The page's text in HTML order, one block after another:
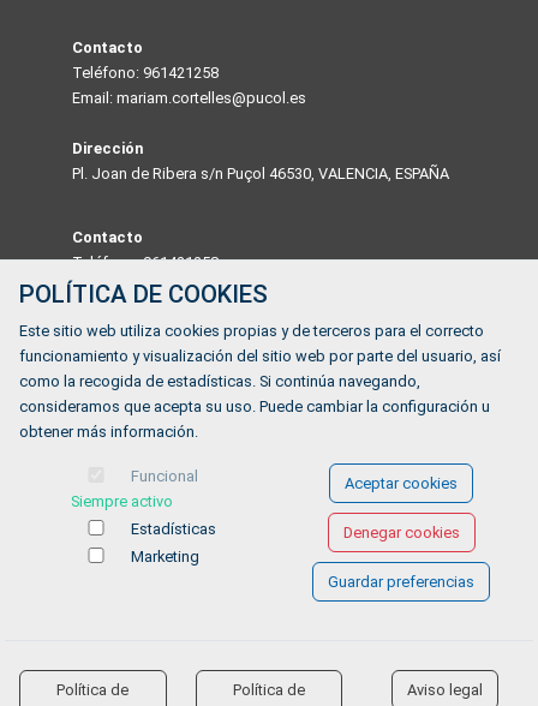
Contacto
Teléfono: 961421258
Email: mariam.cortelles@pucol.es
Dirección
Pl. Joan de Ribera s/n Puçol 46530, VALENCIA, ESPAÑA
Contacto
Teléfono: 961421258
Email: mariam.cortelles@pucol.es
Dirección
Pl. Joan de Ribera s/n Puçol 46530, VALENCIA, ESPAÑA
¿Tienes alguna duda?
FORMULARIO DE CONTACTO
Aviso legal-Política de privacidad-Política de Cookies-Accesibilidad
POLÍTICA DE COOKIES
Este sitio web utiliza cookies propias y de terceros para el correcto
funcionamiento y visualización del sitio web por parte del usuario, así
como la recogida de estadísticas. Si continúa navegando,
consideramos que acepta su uso. Puede cambiar la configuración u
obtener más información.
Funcional
Siempre activo
Estadísticas
Marketing
Aceptar cookies
Denegar cookies
Guardar preferencias
Política de
Política de
Aviso legal